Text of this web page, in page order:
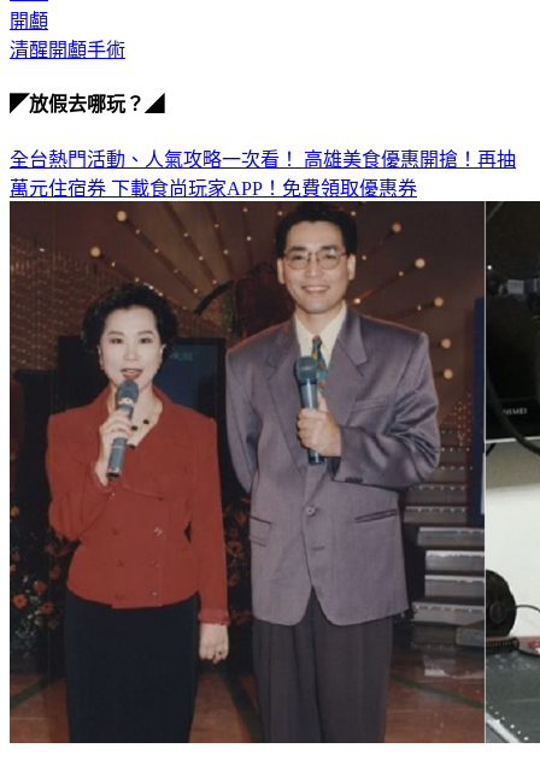
開顱
清醒開顱手術
◤放假去哪玩？◢
全台熱門活動、人氣攻略一次看！ 高雄美食優惠開搶！再抽
萬元住宿券 下載食尚玩家APP！免費領取優惠券